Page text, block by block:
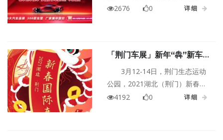
易会将于3月17日-19日与您相约
销商联合举办，政府惠民补贴、
厂家钜惠让利、机会不容错过！
2676 0 详细
「荆门车展」新年“犇”新车，
2021湖北（荆门）新春国际
车展来了！
3月12-14日，荆门生态运动
公园，2021湖北（荆门）新春国
际车展来袭！本届车展由荆门晚
4192 0 详细